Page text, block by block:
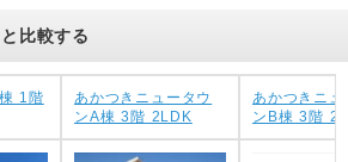
比較する
1階
あかつきニュータウ
ンA棟 3階 2LDK
あかつきニュ
ンB棟 3階